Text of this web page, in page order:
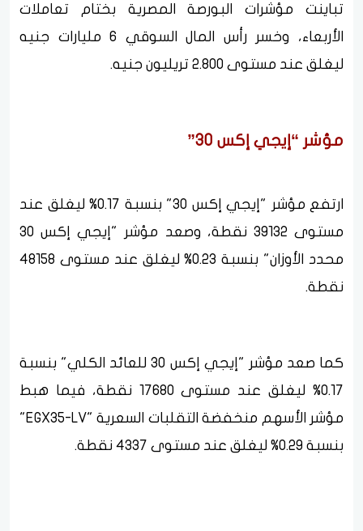
تباينت مؤشرات البورصة المصرية بختام تعاملات
الأربعاء، وخسر رأس المال السوقي 6 مليارات جنيه
ليغلق عند مستوى 2.800 تريليون جنيه.
مؤشر “إيجي إكس 30”
ارتفع مؤشر "إيجي إكس 30" بنسبة 0.17% ليغلق عند
مستوى 39132 نقطة، وصعد مؤشر "إيجي إكس 30
محدد الأوزان" بنسبة 0.23% ليغلق عند مستوى 48158
نقطة.
كما صعد مؤشر "إيجي إكس 30 للعائد الكلي" بنسبة
0.17% ليغلق عند مستوى 17680 نقطة، فيما هبط
مؤشر الأسهم منخفضة التقلبات السعرية "EGX35-LV"
بنسبة 0.29% ليغلق عند مستوى 4337 نقطة.